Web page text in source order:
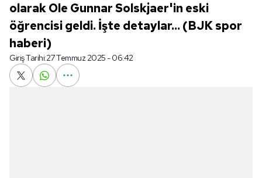
olarak Ole Gunnar Solskjaer'in eski
öğrencisi geldi. İşte detaylar... (BJK spor
haberi)
Giriş Tarihi:27 Temmuz 2025 - 06:42